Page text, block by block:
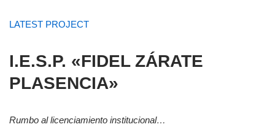
LATEST PROJECT
I.E.S.P. «FIDEL ZÁRATE
PLASENCIA»
Rumbo al licenciamiento institucional…